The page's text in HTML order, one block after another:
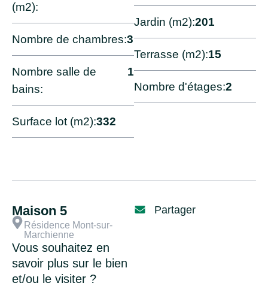
(m2):
Nombre de chambres:3
Nombre salle de
bains:
1
Surface lot (m2):332
Jardin (m2):201
Terrasse (m2):15
Nombre d'étages:2
Maison 5
Résidence Mont-sur-
Marchienne
Vous souhaitez en
savoir plus sur le bien
et/ou le visiter ?
Partager